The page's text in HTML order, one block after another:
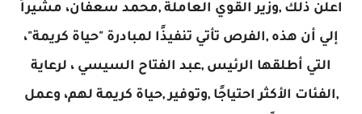
اعلن ذلك ,وزير القوي العاملة ,محمد سعفان، مشيراً
إلي أن هذه ,الفرص تأتي تنفيذًا لمبادرة "حياة كريمة"،
التي أطلقها الرئيس ,عبد الفتاح السيسي ، لرعاية
,الفئات الأكثر احتياجًا ,وتوفير ,حياة كريمة لهم، وعمل